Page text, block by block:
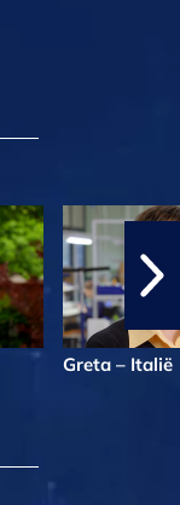
Greta – Italië